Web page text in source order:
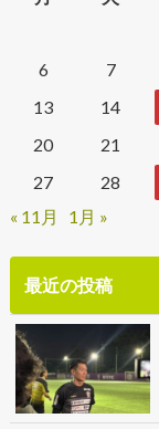
6
7
13
14
20
21
27
28
« 11月
1月 »
最近の投稿